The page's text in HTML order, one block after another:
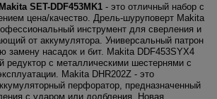
Makita SET-DDF453MK1 - это отличный набор с
цена/качество. Дрель-шуруповерт Makita
инструмент для сверления и
от аккумулятора. Универсальный патрон
замену насадок и бит. Makita DDF453SYX4
редуктор с металлическими шестернями с
Makita DHR202Z - это
перфоратор, предназначенный
с ударом или долбления. Новая